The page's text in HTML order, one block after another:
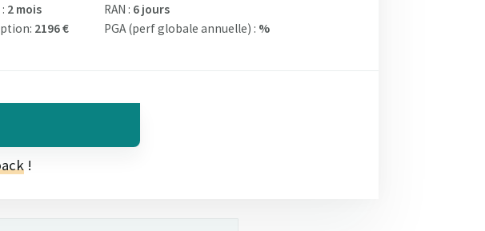
2 mois
2196 €
RAN : 6 jours
PGA (perf globale annuelle) : %
!